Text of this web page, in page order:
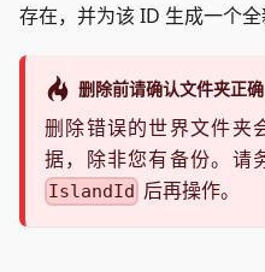
存在，并为该 ID 生成一个全
删除前请确认文件夹正确
删除错误的世界文件夹
据，除非您有备份。请
IslandId 后再操作。